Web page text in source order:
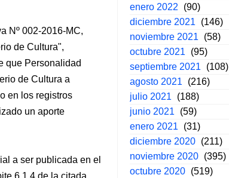
Nº 002-2016-MC,
de Cultura",
que Personalidad
de Cultura a
en los registros
un aporte
a ser publicada en el
6.1.4 de la citada
enero 2022
(90)
diciembre 2021
(146)
noviembre 2021
(58)
octubre 2021
(95)
septiembre 2021
(108)
agosto 2021
(216)
julio 2021
(188)
junio 2021
(59)
enero 2021
(31)
diciembre 2020 (211)
noviembre 2020 (395)
octubre 2020 (519)